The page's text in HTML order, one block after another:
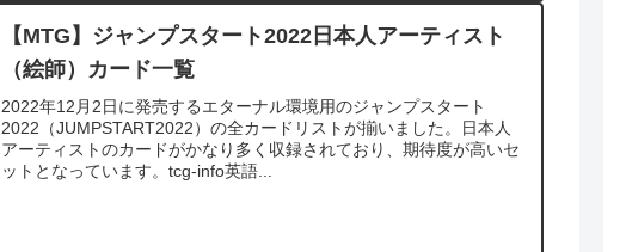
【MTG】ジャンプスタート2022日本人アーティスト
（絵師）カード一覧
2022年12月2日に発売するエターナル環境用のジャンプスタート
2022（JUMPSTART2022）の全カードリストが揃いました。日本人
アーティストのカードがかなり多く収録されており、期待度が高いセ
ットとなっています。tcg-info英語...